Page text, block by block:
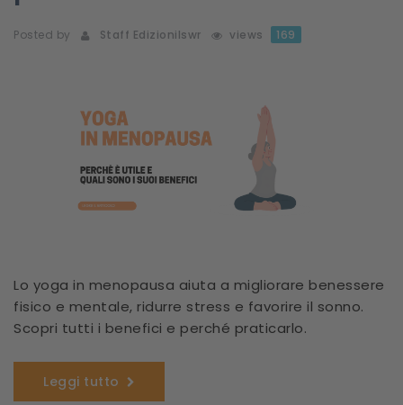
Posted by Staff Edizionilswr views 169
Lo yoga in menopausa aiuta a migliorare benessere
fisico e mentale, ridurre stress e favorire il sonno.
Scopri tutti i benefici e perché praticarlo.
Leggi tutto